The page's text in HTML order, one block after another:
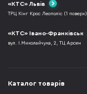
«КТС» Львів
ТРЦ Кінг Крос Леополіс (1 поверх)
«КТС» Івано-Франківськ
вул. І.Миколайчука, 2, ТЦ Арсен
Каталог товарів